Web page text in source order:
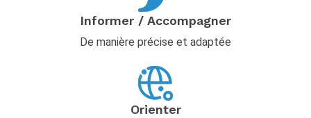
Informer / Accompagner
De manière précise et adaptée​
Orienter